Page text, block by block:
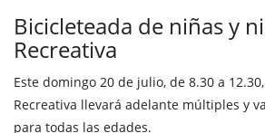
Bicicleteada de niñas y
Recreativa
Este domingo 20 de julio, de 8.30 a
Recreativa llevará adelante múltiples y
para todas las edades.